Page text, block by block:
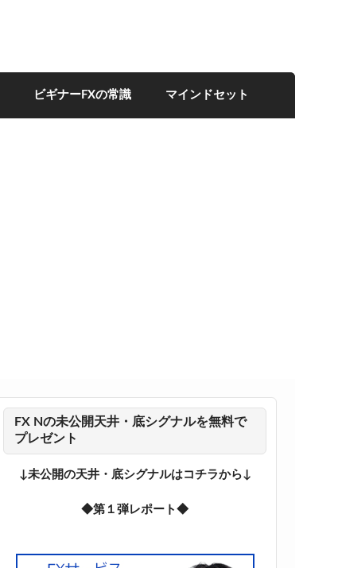
ビギナーFXの常識 マインドセット
FX Nの未公開天井・底シグナルを無料で
プレゼント
↓未公開の天井・底シグナルはコチラから↓
◆第１弾レポート◆